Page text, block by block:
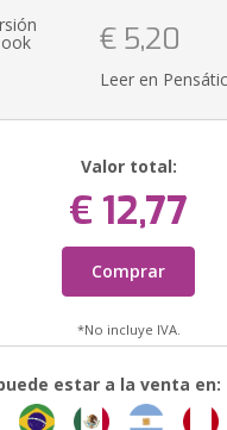
€ 5,20
Leer en
Valor total:
€ 12,77
Comprar
*No incluye IVA.
estar a la venta en: